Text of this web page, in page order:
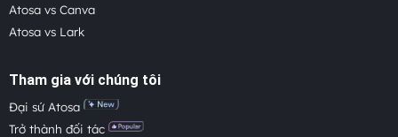
Atosa vs Canva
Atosa vs Lark
Tham gia với chúng tôi
Đại sứ Atosa
Trở thành đối tác